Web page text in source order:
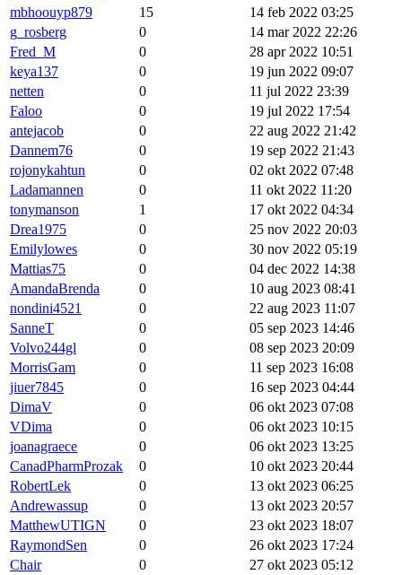
mbhoouyp879
15
14 feb 2022 03:25
g_rosberg
0
14 mar 2022 22:26
Fred_M
0
28 apr 2022 10:51
keya137
0
19 jun 2022 09:07
netten
0
11 jul 2022 23:39
Faloo
0
19 jul 2022 17:54
antejacob
0
22 aug 2022 21:42
Dannem76
0
19 sep 2022 21:43
rojonykahtun
0
02 okt 2022 07:48
Ladamannen
0
11 okt 2022 11:20
tonymanson
1
17 okt 2022 04:34
Drea1975
0
25 nov 2022 20:03
Emilylowes
0
30 nov 2022 05:19
Mattias75
0
04 dec 2022 14:38
AmandaBrenda
0
10 aug 2023 08:41
nondini4521
0
22 aug 2023 11:07
SanneT
0
05 sep 2023 14:46
Volvo244gl
0
08 sep 2023 20:09
MorrisGam
0
11 sep 2023 16:08
jiuer7845
0
16 sep 2023 04:44
DimaV
0
06 okt 2023 07:08
VDima
0
06 okt 2023 10:15
joanagraece
0
06 okt 2023 13:25
CanadPharmProzak
0
10 okt 2023 20:44
RobertLek
0
13 okt 2023 06:25
Andrewassup
0
13 okt 2023 20:57
MatthewUTIGN
0
23 okt 2023 18:07
RaymondSen
0
26 okt 2023 17:24
Chair
0
27 okt 2023 05:12